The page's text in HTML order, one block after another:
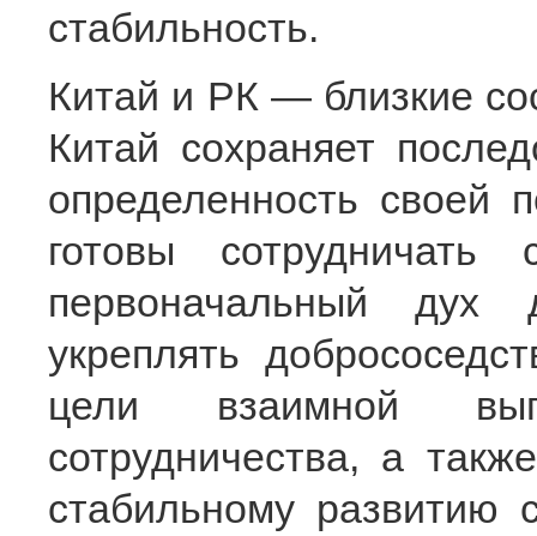
стабильность.
Китай и РК — близкие
Китай сохраняет
определенность
готовы
первоначальный дух
укреплять
цели взаимной
сотрудничества, а
стабильному развитию